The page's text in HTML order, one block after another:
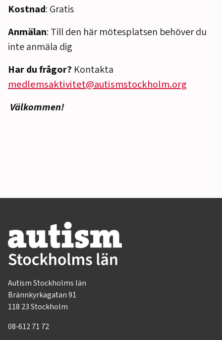
Kostnad: Gratis
Anmälan: Till den här mötesplatsen behöver du
inte anmäla dig
Har du frågor? Kontakta
medlemsaktivitet@autismstockholm.org
Välkommen!
Autism Stockholms län
Brännkyrkagatan 91
118 23 Stockholm
08-612 71 72